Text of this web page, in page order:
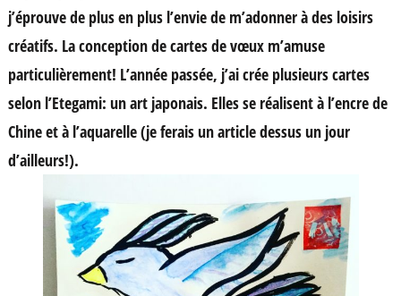
j’éprouve de plus en plus l’envie de m’adonner à des loisirs
créatifs. La conception de cartes de vœux m’amuse
particulièrement! L’année passée, j’ai crée plusieurs cartes
selon l’Etegami: un art japonais. Elles se réalisent à l’encre de
Chine et à l’aquarelle (je ferais un article dessus un jour
d’ailleurs!).